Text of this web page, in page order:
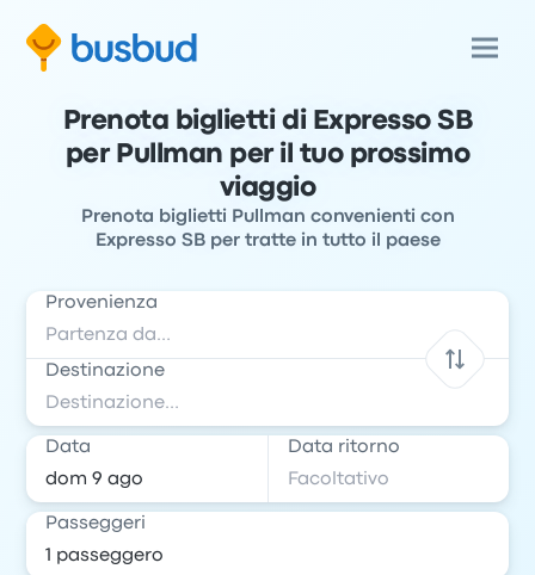
Prenota biglietti di Expresso SB
per Pullman per il tuo prossimo
viaggio
Prenota biglietti Pullman convenienti con
Expresso SB per tratte in tutto il paese
Provenienza
Destinazione
Data Data ritorno
Passeggeri